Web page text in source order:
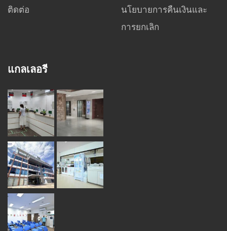
ติดต่อ
นโยบายการคืนเงินและ
การยกเลิก
แกลเลอรี